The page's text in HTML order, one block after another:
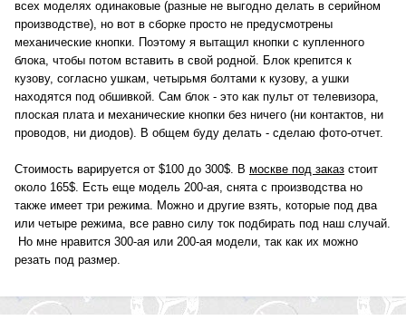
всех моделях одинаковые (разные не выгодно делать в серийном
производстве), но вот в сборке просто не предусмотрены
механические кнопки. Поэтому я вытащил кнопки с купленного
блока, чтобы потом вставить в свой родной. Блок крепится к
кузову, согласно ушкам, четырьмя болтами к кузову, а ушки
находятся под обшивкой. Сам блок - это как пульт от телевизора,
плоская плата и механические кнопки без ничего (ни контактов, ни
проводов, ни диодов). В общем буду делать - сделаю фото-отчет.
Стоимость варируется от $100 до 300$. В москве под заказ стоит
около 165$. Есть еще модель 200-ая, снята с производства но
также имеет три режима. Можно и другие взять, которые под два
или четыре режима, все равно силу ток подбирать под наш случай.
Но мне нравится 300-ая или 200-ая модели, так как их можно
резать под размер.